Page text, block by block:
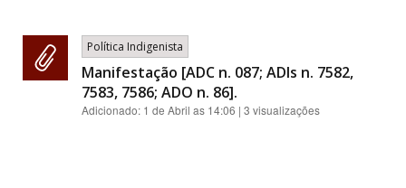
Política Indigenista
Manifestação [ADC n. 087; ADIs n. 7582,
7583, 7586; ADO n. 86].
Adicionado: 1 de Abril as 14:06 | 3 visualizações